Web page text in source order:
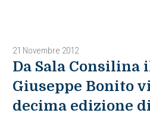
21 Novembre 2012
Da Sala Consilina
Giuseppe Bonito
decima edizione